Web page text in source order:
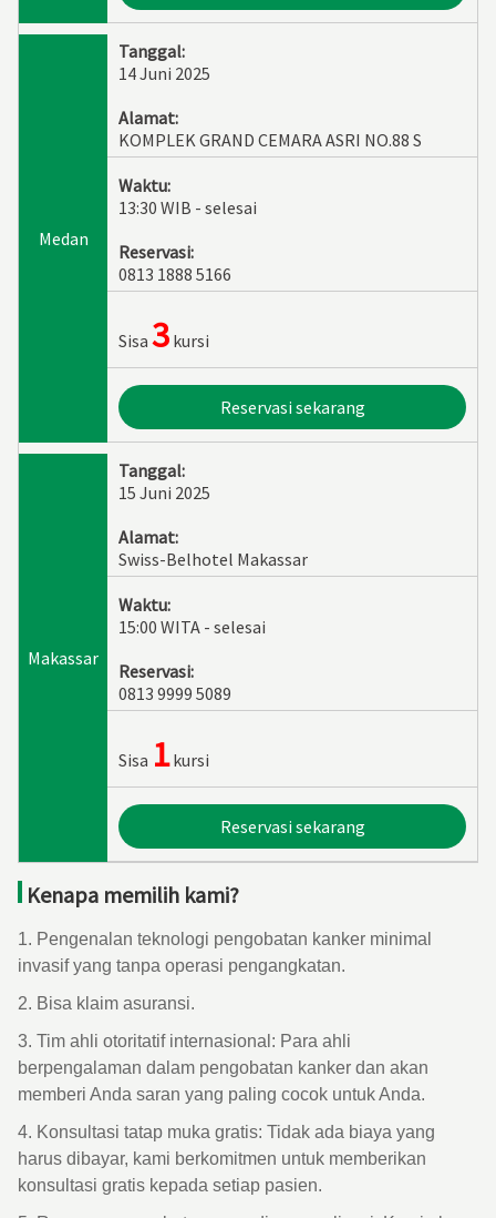
Medan
Tanggal:
14 Juni 2025
Alamat:
KOMPLEK GRAND CEMARA ASRI NO.88 S
Waktu:
13:30 WIB - selesai
Reservasi:
0813 1888 5166
Reservasi sekarang
Sisa 3 kursi
Makassar
Tanggal:
15 Juni 2025
Alamat:
Swiss-Belhotel Makassar
Waktu:
15:00 WITA - selesai
Reservasi:
0813 9999 5089
Reservasi sekarang
Sisa 1kursi
Kenapa memilih kami?
1. Pengenalan teknologi pengobatan kanker minimal
invasif yang tanpa operasi pengangkatan.
2. Bisa klaim asuransi.
3. Tim ahli otoritatif internasional: Para ahli
berpengalaman dalam pengobatan kanker dan akan
memberi Anda saran yang paling cocok untuk Anda.
4. Konsultasi tatap muka gratis: Tidak ada biaya yang
harus dibayar, kami berkomitmen untuk memberikan
konsultasi gratis kepada setiap pasien.